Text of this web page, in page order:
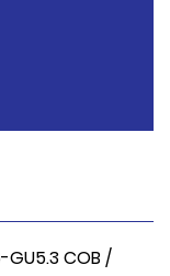
GU5.3 COB /